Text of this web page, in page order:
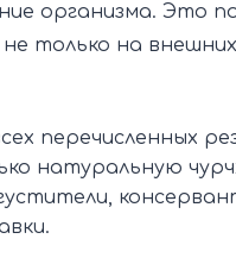
организма. Это
только на
перечисленных
натуральную